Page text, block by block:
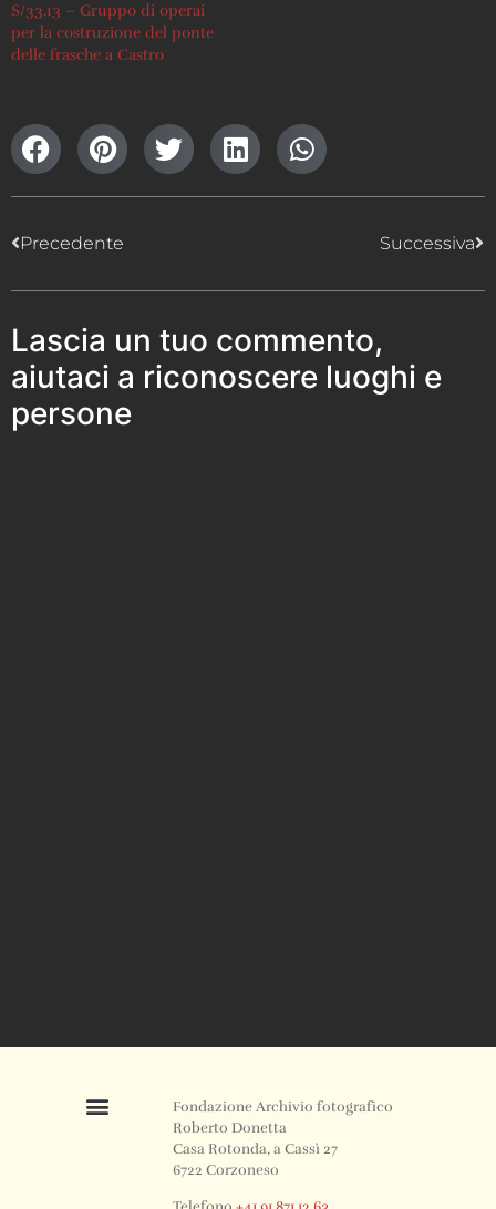
S/33.13 – Gruppo di operai
per la costruzione del ponte
delle frasche a Castro
Precedente Successiva
Lascia un tuo commento,
aiutaci a riconoscere luoghi e
persone
Fondazione Archivio fotografico
Roberto Donetta
Casa Rotonda, a Cassì 27
6722 Corzoneso